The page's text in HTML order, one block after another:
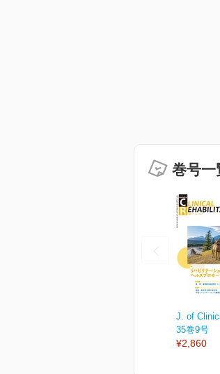
巻号一
J. of
35巻9号
¥2,860